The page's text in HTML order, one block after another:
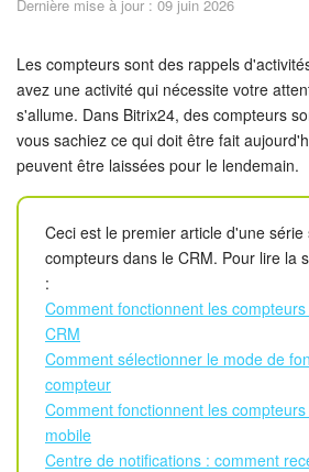
Sécurité dans Bitrix24
Démarrer sur Bitrix24
Abonnement
Actualités
Tâches et projets
Collabs
Groupes de travail
Calendriers
Dernière mise à jour : 09 juin 2026
Les compteurs sont des rappels
avez une activité qui nécessite votre
s'allume. Dans Bitrix24, des compteurs
vous sachiez ce qui doit être fait
peuvent être laissées pour le lendemain.
Ceci est le premier article d'une
compteurs dans le CRM. Pour lire la
:
Comment fonctionnent les
CRM
Comment sélectionner le mode de
compteur
Comment fonctionnent les
mobile
Centre de notifications : comment